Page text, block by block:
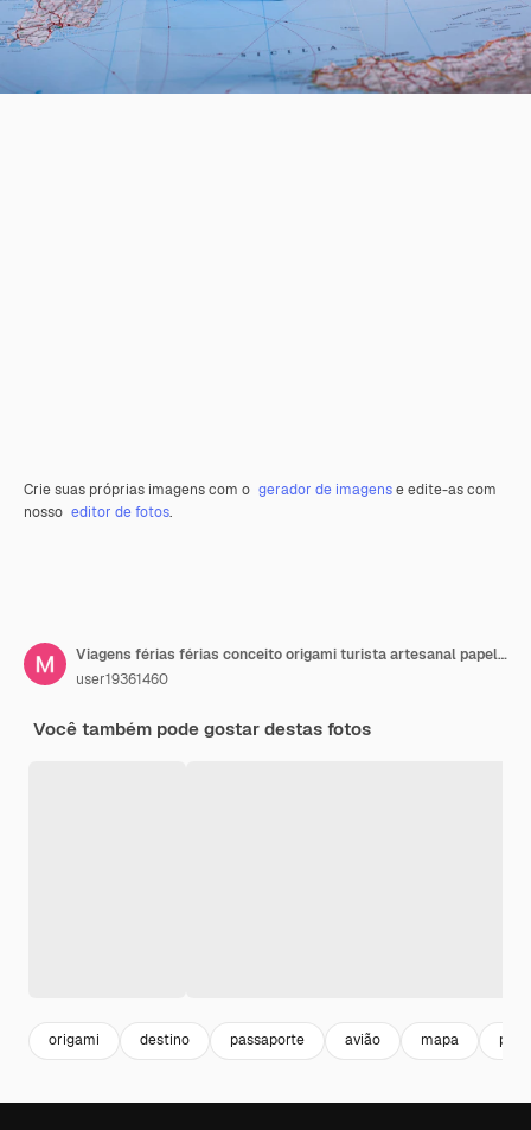
Crie suas próprias imagens com o gerador de imagense edite-as com
nosso editor de fotos.
Viagens férias férias conceito origami turista artesanal papel papercraft navio no mapa perto da Itália close-up
user19361460
Você também pode gostar destas fotos
origami destino passaporte avião mapa